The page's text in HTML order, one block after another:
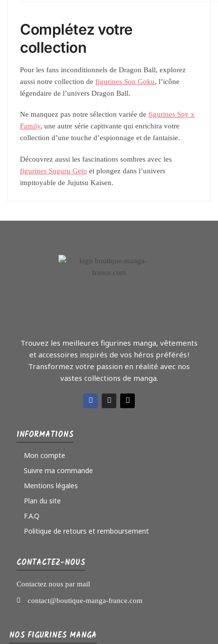
Complétez votre
collection
Pour les fans inconditionnels de Dragon Ball, explorez
aussi notre collection de figurines Son Goku, l’icône
légendaire de l’univers Dragon Ball.
Ne manquez pas notre sélection variée de figurines Spy x
Family, une autre série captivante qui enrichira votre
collection d’une touche d’espionnage et de fantaisie.
Découvrez aussi les fascinations sombres avec les
figurines Suguru Geto et plongez dans l’univers
impitoyable de Jujutsu Kaisen.
Trouvez les meilleures figurines manga, vêtements
et accessoires inspirés de vos héros préférés !
Transformez votre passion en réalité avec nos
vastes collections de manga.
INFORMATIONS
Mon compte
Suivre ma commande
Mentions légales
Plan du site
F.A.Q
Politique de retours et remboursement
CONTACTEZ-NOUS
Contactez nous par mail
contact@boutique-manga-france.com
NOS FIGURINES MANGA